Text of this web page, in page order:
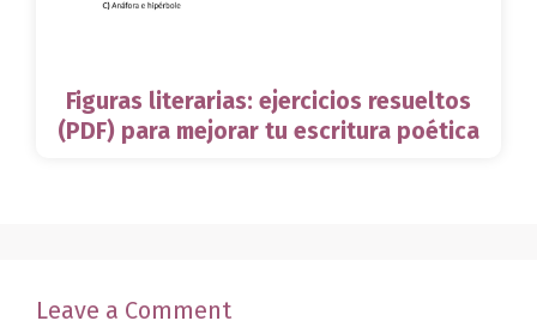
Figuras literarias: ejercicios resueltos
(PDF) para mejorar tu escritura poética
Leave a Comment